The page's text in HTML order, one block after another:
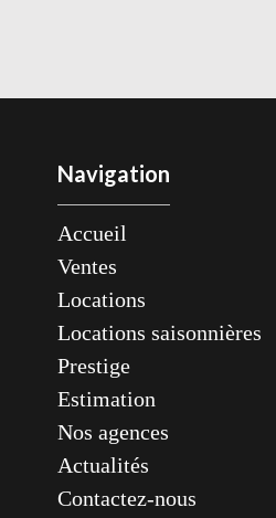
Navigation
Accueil
Ventes
Locations
Locations saisonnières
Prestige
Estimation
Nos agences
Actualités
Contactez-nous